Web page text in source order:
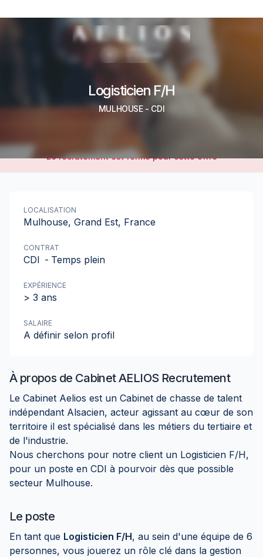
Logisticien F/H
MULHOUSE - CDI
Le recrutement est fermé pour cette offre
À propos de Cabinet AELIOS Recrutement
Le Cabinet Aelios est un Cabinet de chasse de talent
indépendant Alsacien, acteur agissant au cœur de son
territoire il est spécialisé dans les métiers du tertiaire et
de l'industrie.
Nous cherchons pour notre client un Logisticien F/H,
pour un poste en CDI à pourvoir dès que possible
secteur Mulhouse.
Le poste
En tant que Logisticien F/H, au sein d'une équipe de 6
personnes, vous jouerez un rôle clé dans la gestion
LOCALISATION
Mulhouse, Grand Est, France
CONTRAT
CDI - Temps plein
EXPÉRIENCE
> 3 ans
SALAIRE
A définir selon profil